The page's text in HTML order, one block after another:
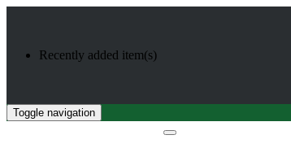
Recently added item(s)
Toggle navigation